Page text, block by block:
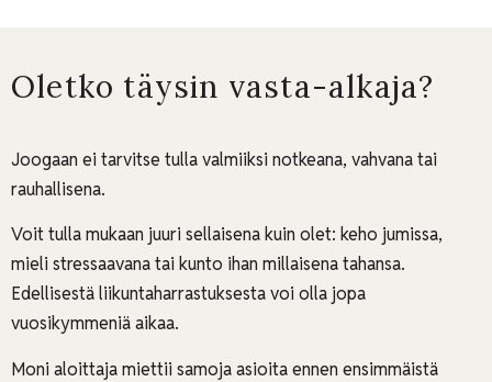
Oletko täysin vasta-alkaja?
Joogaan ei tarvitse tulla valmiiksi notkeana, vahvana tai
rauhallisena.
Voit tulla mukaan juuri sellaisena kuin olet: keho jumissa,
mieli stressaavana tai kunto ihan millaisena tahansa.
Edellisestä liikuntaharrastuksesta voi olla jopa
vuosikymmeniä aikaa.
Moni aloittaja miettii samoja asioita ennen ensimmäistä